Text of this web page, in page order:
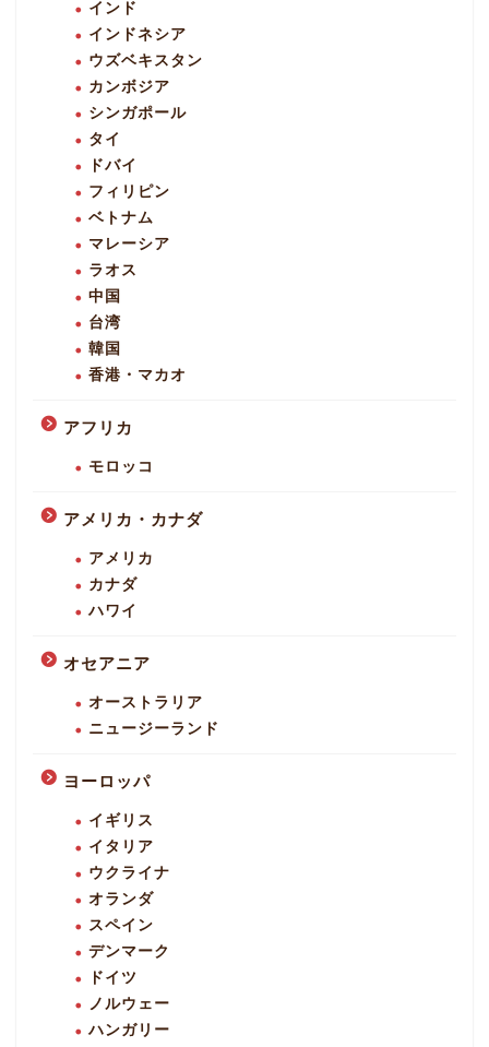
インド
インドネシア
ウズベキスタン
カンボジア
シンガポール
タイ
ドバイ
フィリピン
ベトナム
マレーシア
ラオス
中国
台湾
韓国
香港・マカオ
アフリカ
モロッコ
アメリカ・カナダ
アメリカ
カナダ
ハワイ
オセアニア
オーストラリア
ニュージーランド
ヨーロッパ
イギリス
イタリア
ウクライナ
オランダ
スペイン
デンマーク
ドイツ
ノルウェー
ハンガリー